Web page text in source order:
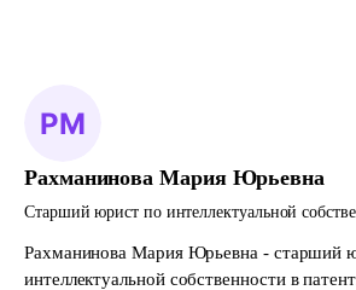
Рахманинова Мария Юрьевна
Старший юрист по интеллектуальной
Рахманинова Мария Юрьевна - старший
интеллектуальной собственности в